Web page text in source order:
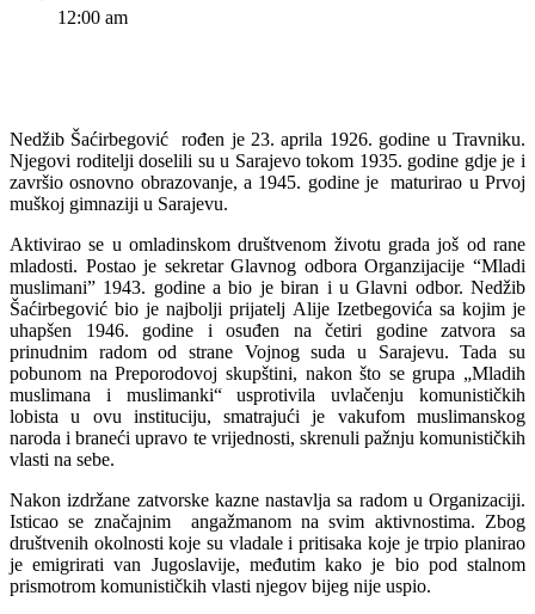
12:00 am
Nedžib Šaćirbegović rođen je 23. aprila 1926. godine u Travniku.
Njegovi roditelji doselili su u Sarajevo tokom 1935. godine gdje je i
završio osnovno obrazovanje, a 1945. godine je maturirao u Prvoj
muškoj gimnaziji u Sarajevu.
Aktivirao se u omladinskom društvenom životu grada još od rane
mladosti. Postao je sekretar Glavnog odbora Organzijacije “Mladi
muslimani” 1943. godine a bio je biran i u Glavni odbor. Nedžib
Šaćirbegović bio je najbolji prijatelj Alije Izetbegovića sa kojim je
uhapšen 1946. godine i osuđen na četiri godine zatvora sa
prinudnim radom od strane Vojnog suda u Sarajevu. Tada su
pobunom na Preporodovoj skupštini, nakon što se grupa „Mladih
muslimana i muslimanki“ usprotivila uvlačenju komunističkih
lobista u ovu instituciju, smatrajući je vakufom muslimanskog
naroda i braneći upravo te vrijednosti, skrenuli pažnju komunističkih
vlasti na sebe.
Nakon izdržane zatvorske kazne nastavlja sa radom u Organizaciji.
Isticao se značajnim angažmanom na svim aktivnostima. Zbog
društvenih okolnosti koje su vladale i pritisaka koje je trpio planirao
je emigrirati van Jugoslavije, međutim kako je bio pod stalnom
prismotrom komunističkih vlasti njegov bijeg nije uspio.